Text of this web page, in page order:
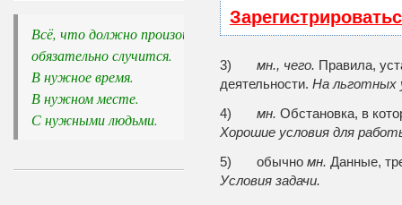
3) мн., чего. Правила,
деятельности. На льготных
4) мн. Обстановка, в
Хорошие условия для
5) обычно мн. Данные,
Условия задачи.
Всё, что должно произойти,
обязательно случится.
В нужное время.
В нужном месте.
С нужными людьми.